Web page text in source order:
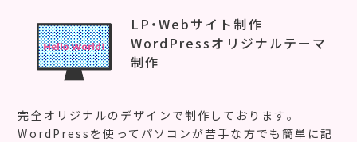
LP・Webサイト制作
WordPressオリジナルテーマ
制作
完全オリジナルのデザインで制作しております。
WordPressを使ってパソコンが苦手な方でも簡単に記